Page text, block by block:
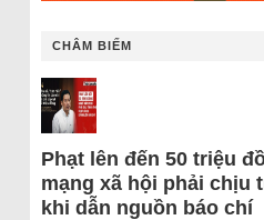
CHÂM BIẾM
Phạt lên đến 50 triệu
mạng xã hội phải chịu
khi dẫn nguồn báo chí